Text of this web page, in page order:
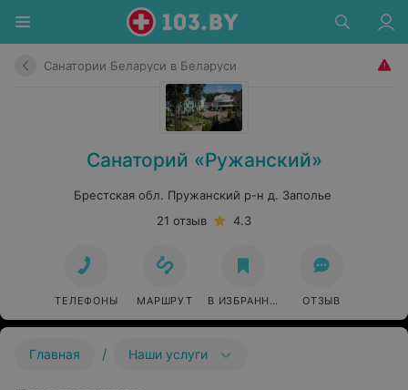
Санатории Беларуси в Беларуси
Санаторий «Ружанский»
Брестская обл. Пружанский р-н д. Заполье
21 отзыв
4.3
ТЕЛЕФОНЫ МАРШРУТ В ИЗБРАННОЕ ОТЗЫВ
Главная / Наши услуги